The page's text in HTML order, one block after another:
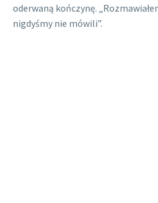
oderwaną kończynę.
nigdyśmy nie mówili”.